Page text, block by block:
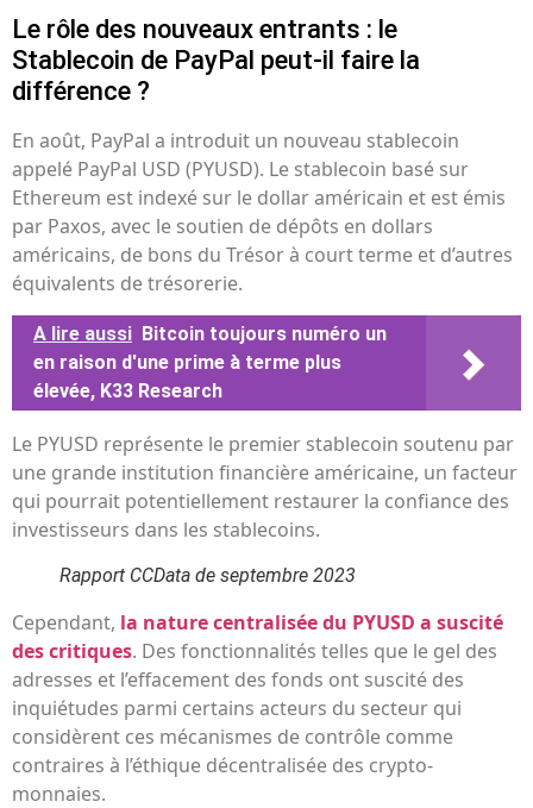
Le rôle des nouveaux entrants : le
Stablecoin de PayPal peut-il faire la
différence ?
En août, PayPal a introduit un nouveau stablecoin
appelé PayPal USD (PYUSD). Le stablecoin basé sur
Ethereum est indexé sur le dollar américain et est émis
par Paxos, avec le soutien de dépôts en dollars
américains, de bons du Trésor à court terme et d’autres
équivalents de trésorerie.
A lire aussi Bitcoin toujours numéro un
en raison d'une prime à terme plus
élevée, K33 Research
Le PYUSD représente le premier stablecoin soutenu par
une grande institution financière américaine, un facteur
qui pourrait potentiellement restaurer la confiance des
investisseurs dans les stablecoins.
Rapport CCData de septembre 2023
Cependant, la nature centralisée du PYUSD a suscité
des critiques. Des fonctionnalités telles que le gel des
adresses et l’effacement des fonds ont suscité des
inquiétudes parmi certains acteurs du secteur qui
considèrent ces mécanismes de contrôle comme
contraires à l’éthique décentralisée des crypto-
monnaies.